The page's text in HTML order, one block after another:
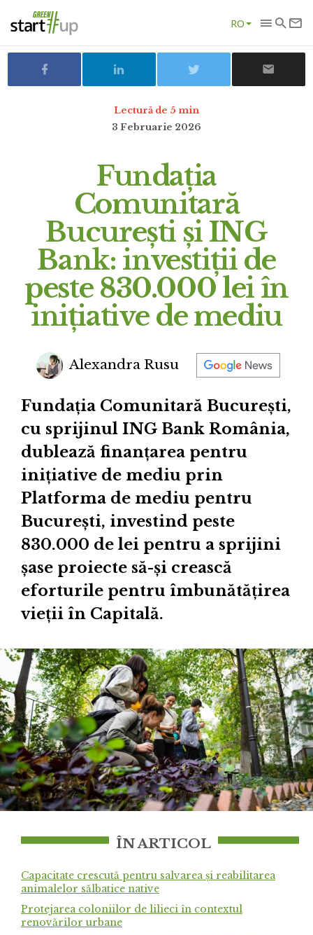
RO
Lectură de 5 min
3 Februarie 2026
Fundația
Comunitară
București și ING
Bank: investiții de
peste 830.000 lei în
inițiative de mediu
Alexandra Rusu
Fundația Comunitară București,
cu sprijinul ING Bank România,
dublează finanțarea pentru
inițiative de mediu prin
Platforma de mediu pentru
București, investind peste
830.000 de lei pentru a sprijini
șase proiecte să-și crească
eforturile pentru îmbunătățirea
vieții în Capitală.
ÎN ARTICOL
Capacitate crescută pentru salvarea și reabilitarea
animalelor sălbatice native
Protejarea coloniilor de lilieci în contextul
renovărilor urbane